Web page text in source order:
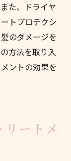
け方
アイテム活
せた総合プ
た、ドライヤ
トプロテクシ
のダメージを
方法を取り入
ントの効果を
ートメ